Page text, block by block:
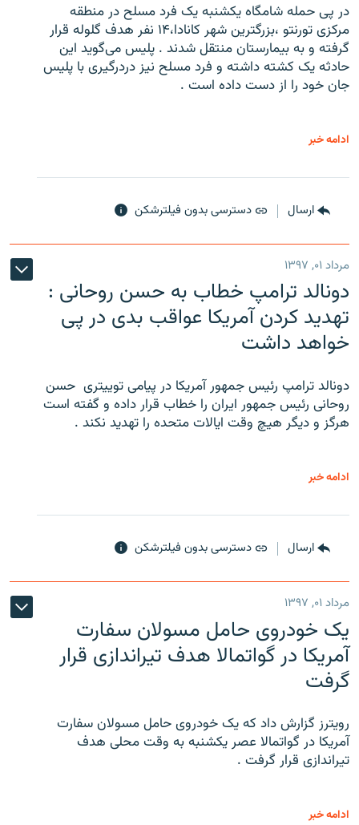
در پی حمله شامگاه یکشنبه یک فرد مسلح در منطقه
مرکزی تورنتو ،‌بزرگترین شهر کانادا،۱۴ نفر هدف گلوله قرار
گرفته و به بیمارستان منتقل شدند . پلیس می‌گوید این
حادثه یک کشته داشته و فرد مسلح نیز دردرگیری با پلیس
جان خود را از دست داده است .
ادامه خبر
ارسال دسترسی بدون فیلترشکن
مرداد ۰۱, ۱۳۹۷
دونالد ترامپ خطاب به حسن روحانی :
تهدید کردن آمریکا عواقب بدی در پی
خواهد داشت
دونالد ترامپ رئیس جمهور آمریکا در پیامی توییتری ‌ حسن
روحانی رئیس جمهور ایران را خطاب قرار داده و گفته است
هرگز و دیگر هیچ وقت ایالات متحده را تهدید نکند .
ادامه خبر
ارسال دسترسی بدون فیلترشکن
مرداد ۰۱, ۱۳۹۷
یک خودروی حامل مسولان سفارت
آمریکا در گواتمالا هدف تیراندازی قرار
گرفت
رویترز گزارش داد که یک خودروی حامل مسولان سفارت
آمریکا در گواتمالا عصر یکشنبه به وقت محلی هدف
تیراندازی قرار گرفت .
ادامه خبر